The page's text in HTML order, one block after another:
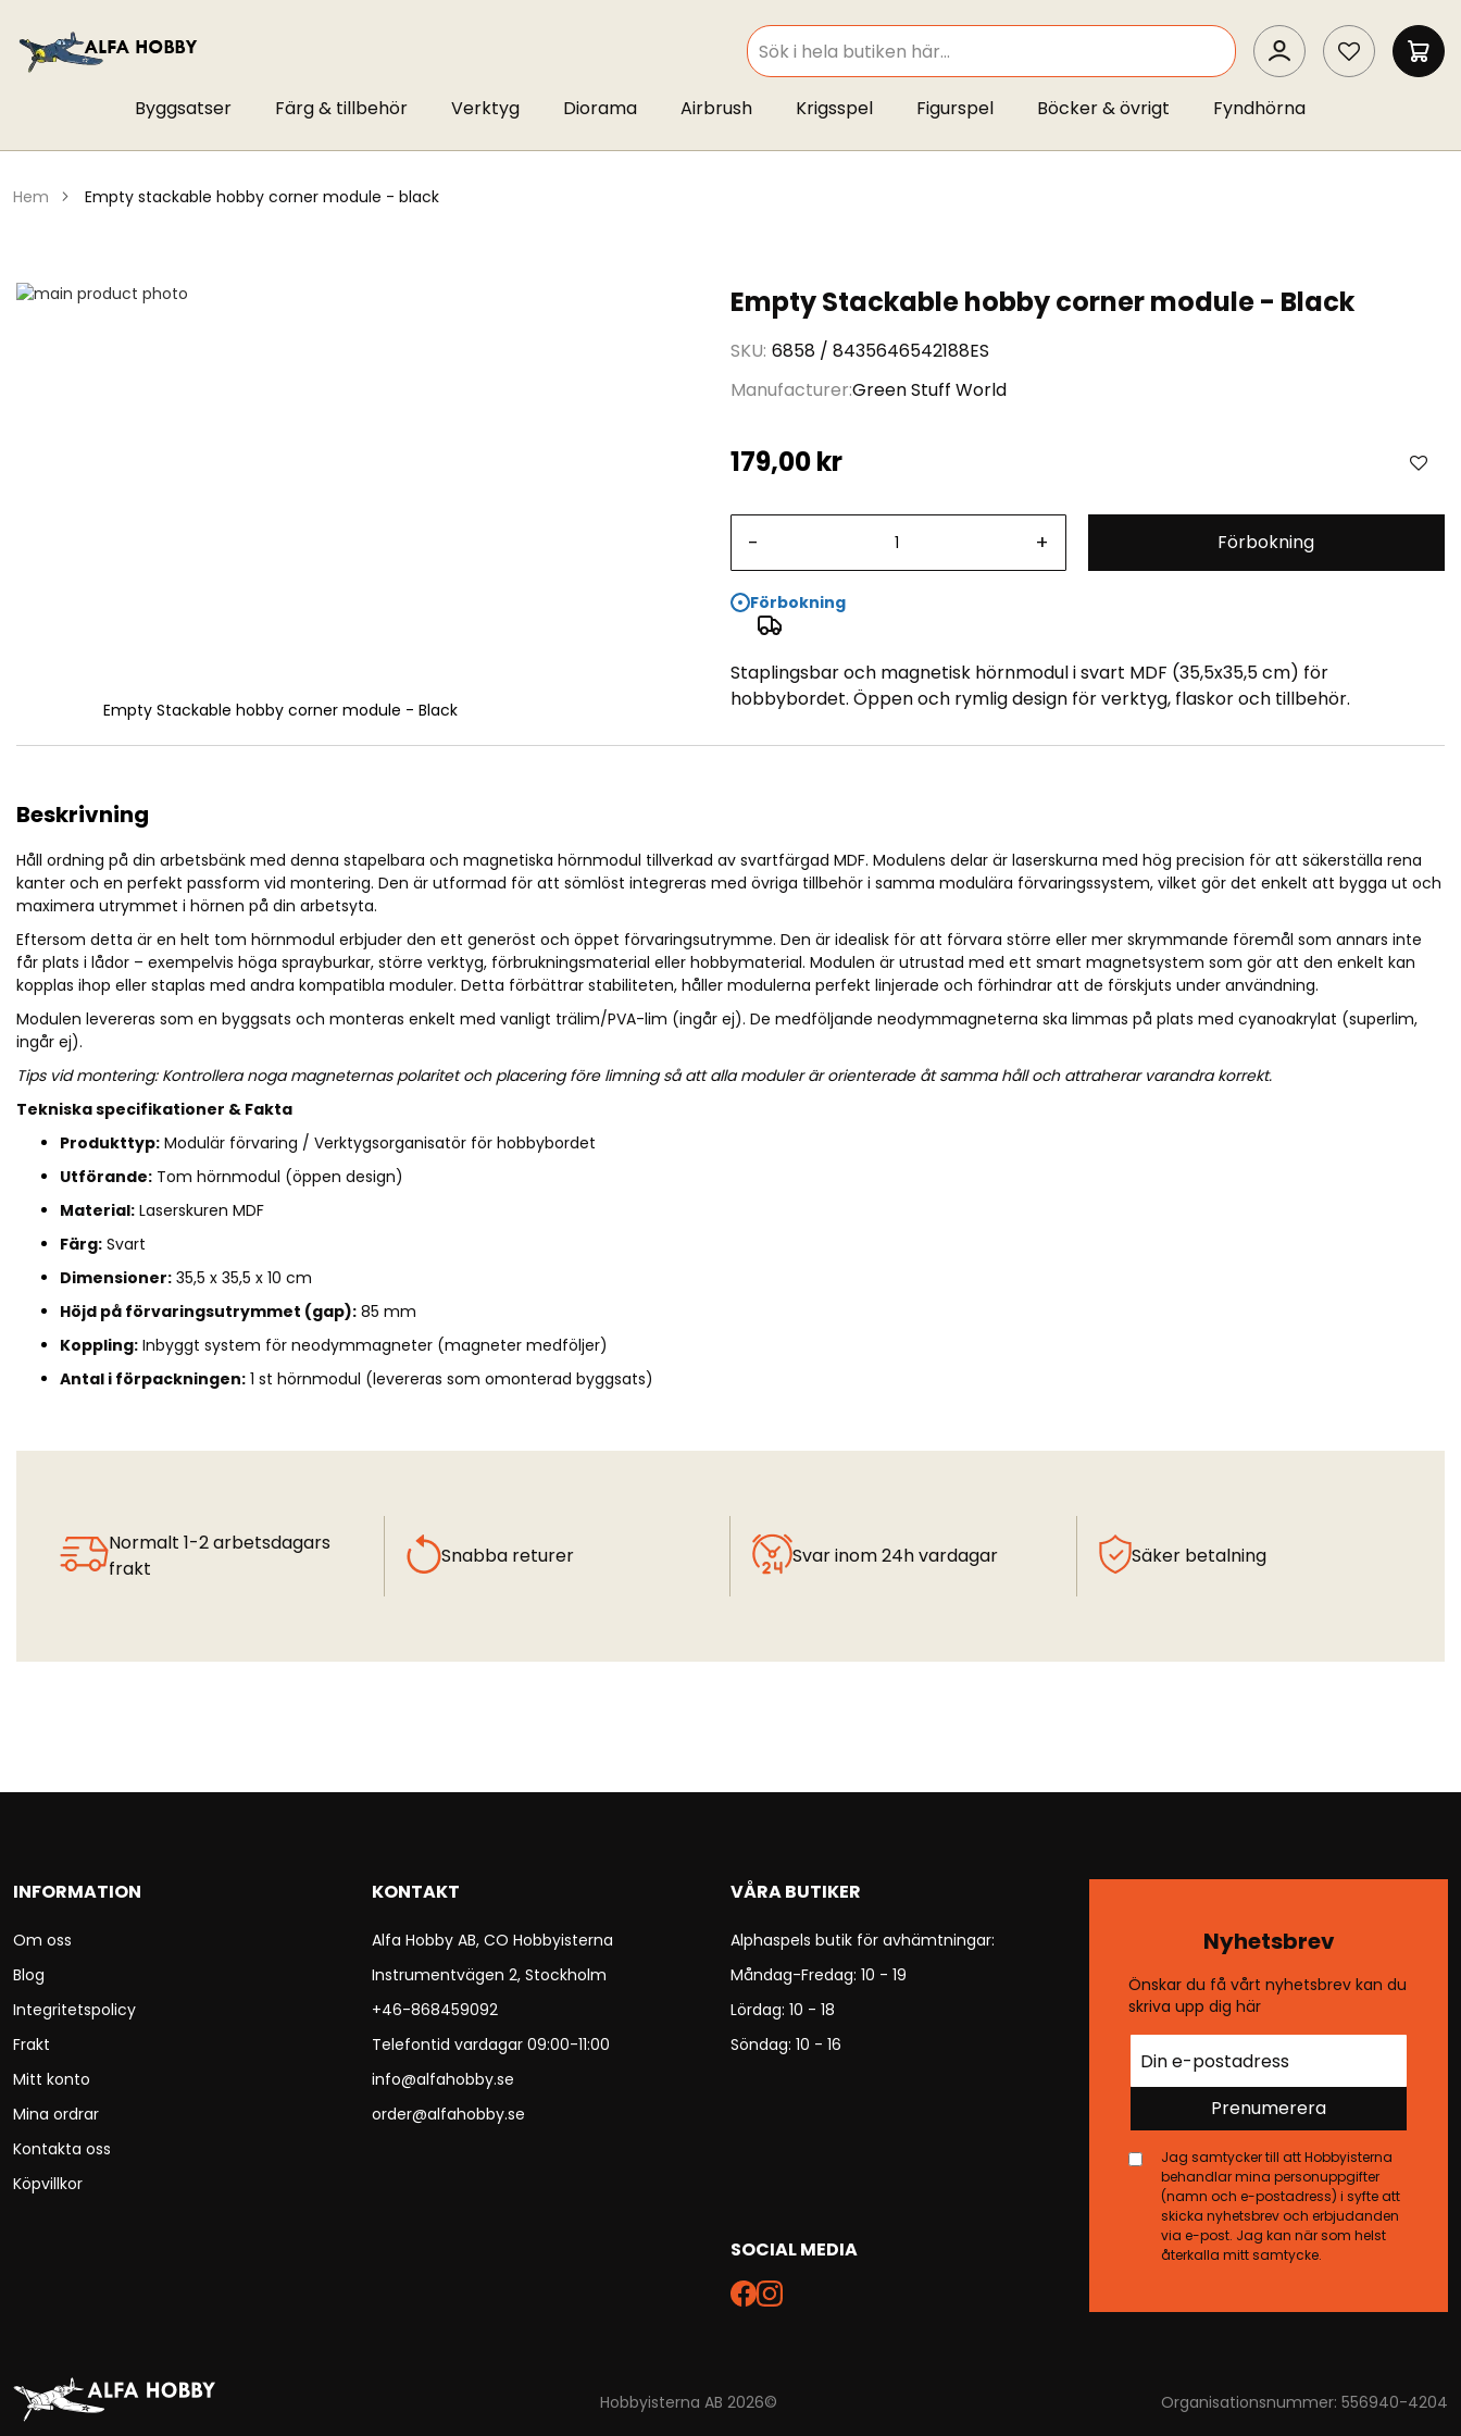
SEARCH
SEARCH
MIN
Byggsatser Färg & tillbehör Verktyg Diorama Airbrush Krigsspel Figurspel Böcker & övrigt Fyndhörna
hem empty stackable hobby corner module - black
Empty Stackable hobby corner module - Black
SKU 6858 / 8435646542188ES
ManufacturerGreen Stuff World
179,00 kr
- + Förbokning
Förbokning
Staplingsbar och magnetisk hörnmodul i svart MDF (35,5x35,5 cm) för
hobbybordet. Öppen och rymlig design för verktyg, flaskor och tillbehör.
Hoppa
Empty Stackable hobby corner module - Black
Beskrivning
Håll ordning på din arbetsbänk med denna stapelbara och magnetiska hörnmodul tillverkad av svartfärgad MDF. Modulens delar är laserskurna med hög precision för att säkerställa rena
kanter och en perfekt passform vid montering. Den är utformad för att sömlöst integreras med övriga tillbehör i samma modulära förvaringssystem, vilket gör det enkelt att bygga ut och
maximera utrymmet i hörnen på din arbetsyta.
Eftersom detta är en helt tom hörnmodul erbjuder den ett generöst och öppet förvaringsutrymme. Den är idealisk för att förvara större eller mer skrymmande föremål som annars inte
får plats i lådor – exempelvis höga sprayburkar, större verktyg, förbrukningsmaterial eller hobbymaterial. Modulen är utrustad med ett smart magnetsystem som gör att den enkelt kan
kopplas ihop eller staplas med andra kompatibla moduler. Detta förbättrar stabiliteten, håller modulerna perfekt linjerade och förhindrar att de förskjuts under användning.
Modulen levereras som en byggsats och monteras enkelt med vanligt trälim/PVA-lim (ingår ej). De medföljande neodymmagneterna ska limmas på plats med cyanoakrylat (superlim,
ingår ej).
Tips vid montering: Kontrollera noga magneternas polaritet och placering före limning så att alla moduler är orienterade åt samma håll och attraherar varandra korrekt.
Tekniska specifikationer & Fakta
Produkttyp: Modulär förvaring / Verktygsorganisatör för hobbybordet
Utförande: Tom hörnmodul (öppen design)
Material: Laserskuren MDF
Färg: Svart
Dimensioner: 35,5 x 35,5 x 10 cm
Höjd på förvaringsutrymmet (gap): 85 mm
Koppling: Inbyggt system för neodymmagneter (magneter medföljer)
Antal i förpackningen: 1 st hörnmodul (levereras som omonterad byggsats)
Normalt 1-2 arbetsdagars
frakt
Snabba returer Svar inom 24h vardagar Säker betalning
INFORMATION
Om oss
Blog
Integritetspolicy
Frakt
Mitt konto
Mina ordrar
Kontakta oss
Köpvillkor
KONTAKT
Alfa Hobby AB, CO Hobbyisterna
Instrumentvägen 2, Stockholm
+46-868459092
Telefontid vardagar 09:00-11:00
info@alfahobby.se
order@alfahobby.se
VÅRA BUTIKER
Alphaspels butik för avhämtningar:
Måndag-Fredag: 10 - 19
Lördag: 10 - 18
Söndag: 10 - 16
SOCIAL MEDIA
Nyhetsbrev
Önskar du få vårt nyhetsbrev kan du
skriva upp dig här
Prenumerera
Jag samtycker till att Hobbyisterna
behandlar mina personuppgifter
(namn och e-postadress) i syfte att
skicka nyhetsbrev och erbjudanden
via e-post. Jag kan när som helst
återkalla mitt samtycke.
Hobbyisterna AB 2026© Organisationsnummer: 556940-4204